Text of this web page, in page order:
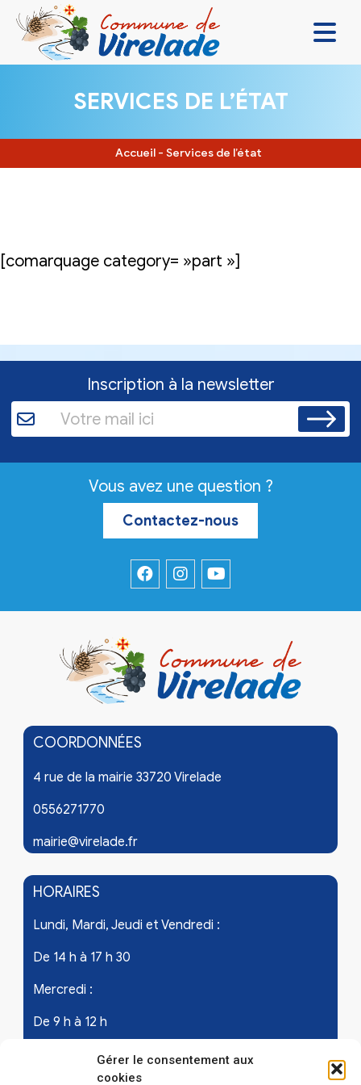
Gérer le consentement aux
cookies
VIVRE ENSEMBLE
SE DIVERTIR
SERVICES DE L’ÉTAT
Accueil - Services de l’état
[comarquage category= »part »]
Inscription à la newsletter
Vous avez une question ?
Contactez-nous
COORDONNÉES
4 rue de la mairie 33720 Virelade
0556271770
mairie@virelade.fr
HORAIRES
Lundi, Mardi, Jeudi et Vendredi :
De 14 h à 17 h 30
Mercredi :
De 9 h à 12 h
Samedi - les 1er et 3ème de chaque mois :